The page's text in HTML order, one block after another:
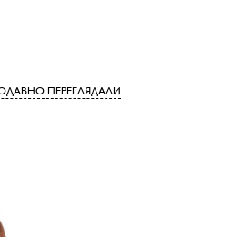
ПЕРЕГЛЯДАЛИ